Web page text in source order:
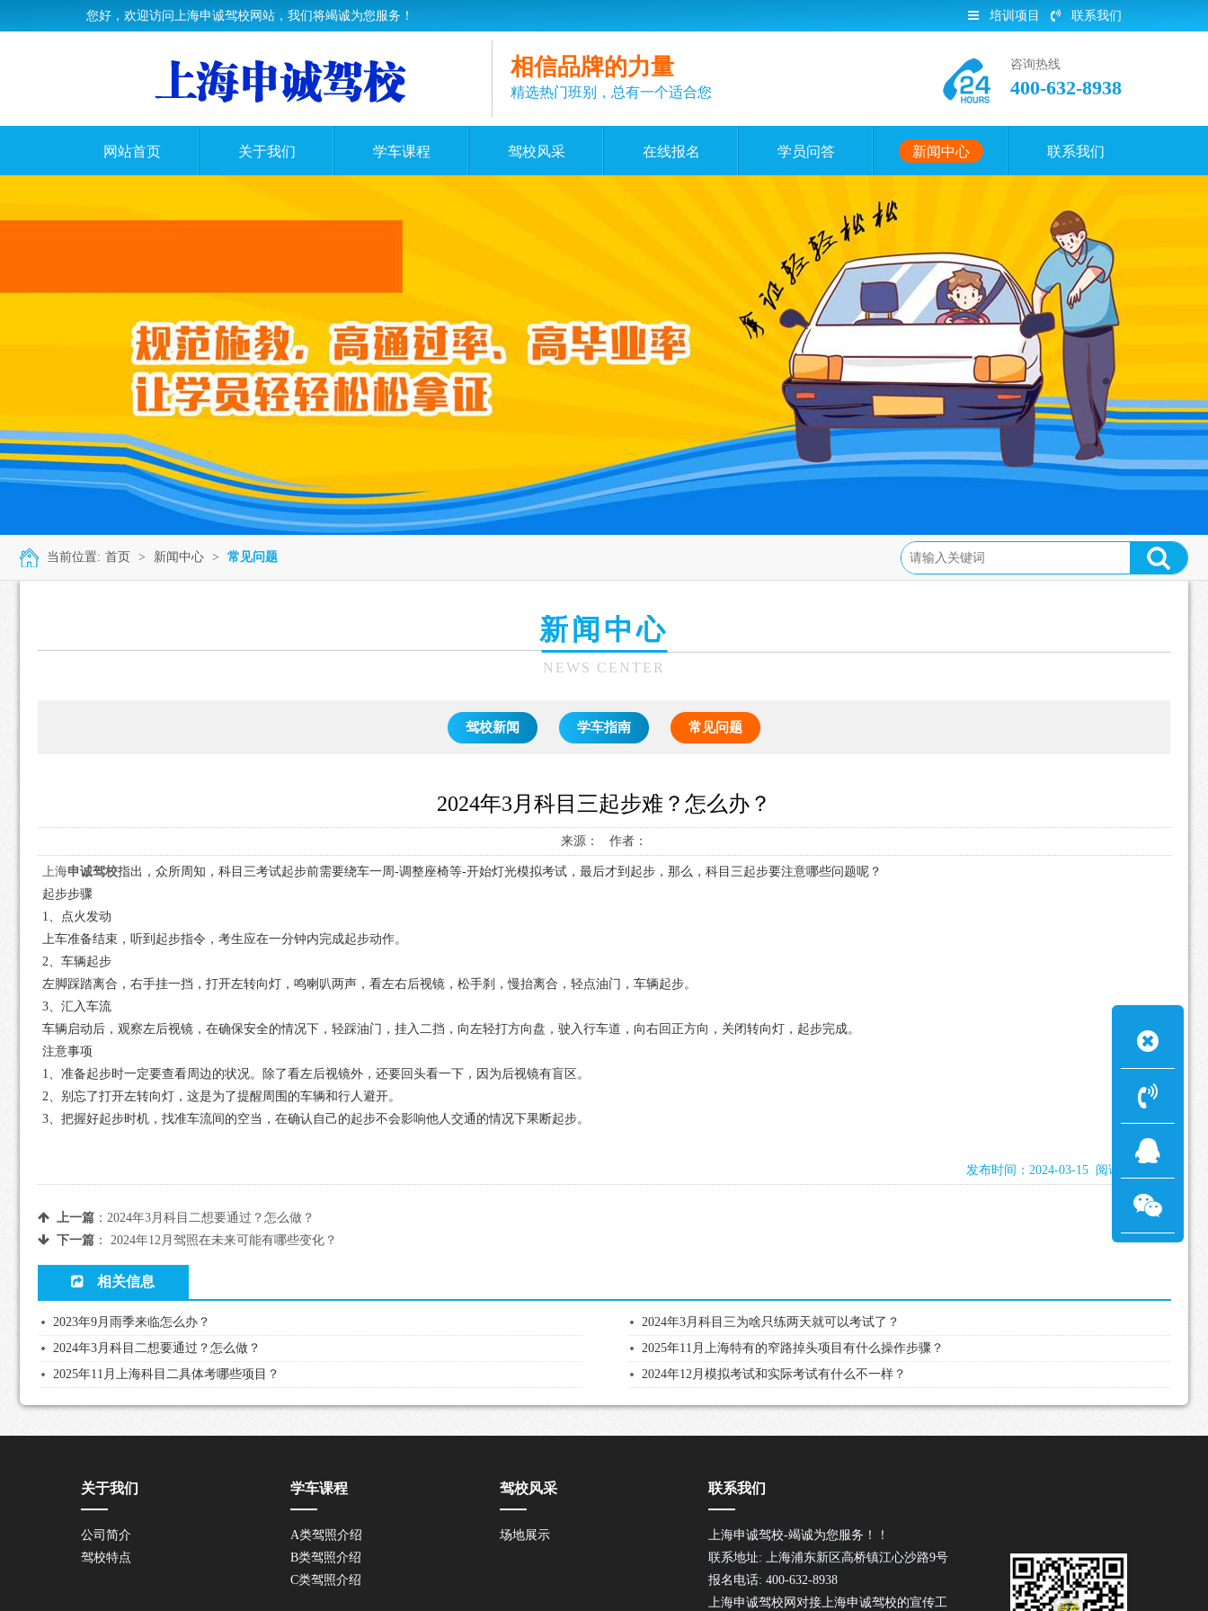
您好，欢迎访问上海申诚驾校网站，我们将竭诚为您服务！ 培训项目 联系我们
相信品牌的力量
精选热门班别，总有一个适合您
咨询热线
400-632-8938
网站首页 关于我们 学车课程 驾校风采 在线报名 学员问答 新闻中心 联系我们
当前位置: 首页 > 新闻中心 > 常见问题
新闻中心
NEWS CENTER
驾校新闻 学车指南 常见问题
2024年3月科目三起步难？怎么办？
来源： 作者：
上海申诚驾校指出，众所周知，科目三考试起步前需要绕车一周-调整座椅等-开始灯光模拟考试，最后才到起步，那么，科目三起步要注意哪些问题呢？
起步步骤
1、点火发动
上车准备结束，听到起步指令，考生应在一分钟内完成起步动作。
2、车辆起步
左脚踩踏离合，右手挂一挡，打开左转向灯，鸣喇叭两声，看左右后视镜，松手刹，慢抬离合，轻点油门，车辆起步。
3、汇入车流
车辆启动后，观察左后视镜，在确保安全的情况下，轻踩油门，挂入二挡，向左轻打方向盘，驶入行车道，向右回正方向，关闭转向灯，起步完成。
注意事项
1、准备起步时一定要查看周边的状况。除了看左后视镜外，还要回头看一下，因为后视镜有盲区。
2、别忘了打开左转向灯，这是为了提醒周围的车辆和行人避开。
3、把握好起步时机，找准车流间的空当，在确认自己的起步不会影响他人交通的情况下果断起步。
发布时间：2024-03-15 阅读：2093次
上一篇： 2024年3月科目二想要通过？怎么做？
下一篇： 2024年12月驾照在未来可能有哪些变化？
相关信息
2023年9月雨季来临怎么办？
2024年3月科目三为啥只练两天就可以考试了？
2024年3月科目二想要通过？怎么做？
2025年11月上海特有的窄路掉头项目有什么操作步骤？
2025年11月上海科目二具体考哪些项目？
2024年12月模拟考试和实际考试有什么不一样？
关于我们
公司简介
驾校特点
学车课程
A类驾照介绍
B类驾照介绍
C类驾照介绍
驾校风采
场地展示
联系我们
上海申诚驾校-竭诚为您服务！！
联系地址: 上海浦东新区高桥镇江心沙路9号
报名电话: 400-632-8938
上海申诚驾校网对接上海申诚驾校的宣传工